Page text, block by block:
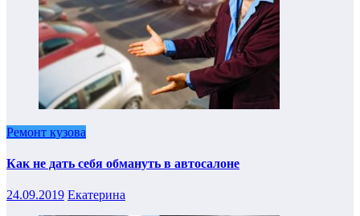
Ремонт кузова
Как не дать себя обмануть в автосалоне
24.09.2019 Екатерина